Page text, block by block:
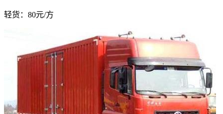
轻货： 80元/方